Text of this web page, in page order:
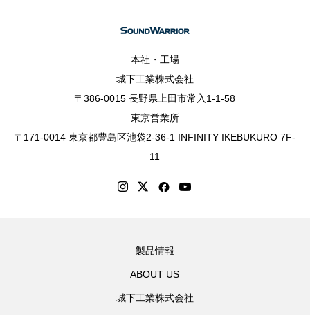
本社・工場
城下工業株式会社
〒386-0015 長野県上田市常入1-1-58
東京営業所
〒171-0014 東京都豊島区池袋2-36-1 INFINITY IKEBUKURO 7F-
11
製品情報
ABOUT US
城下工業株式会社